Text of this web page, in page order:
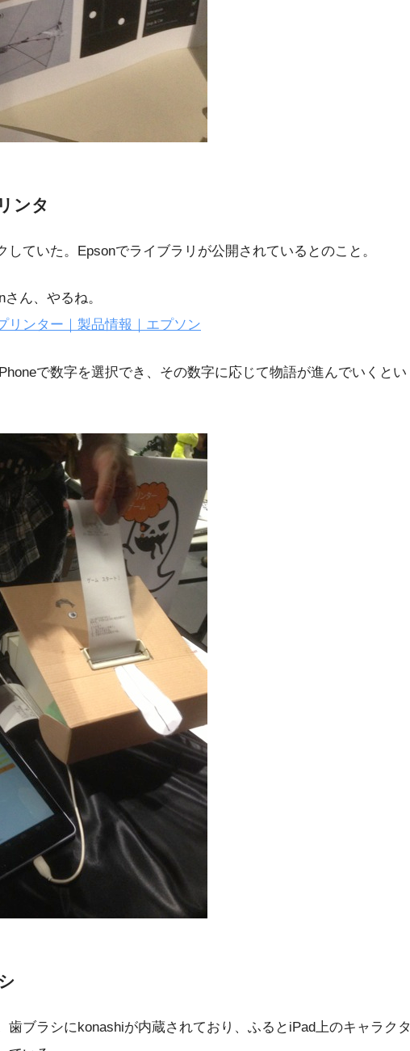
ンタ
していた。Epsonでライブラリが公開されているとのこと。
ん、やるね。
リンター｜製品情報｜エプソン
で数字を選択でき、その数字に応じて物語が進んでいくとい
歯ブラシにkonashiが内蔵されており、ふるとiPad上のキャラクタ